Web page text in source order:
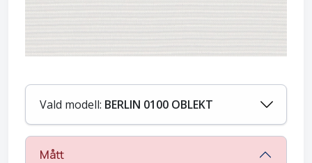
Vald modell: BERLIN 0100 OBLEKT
Mått